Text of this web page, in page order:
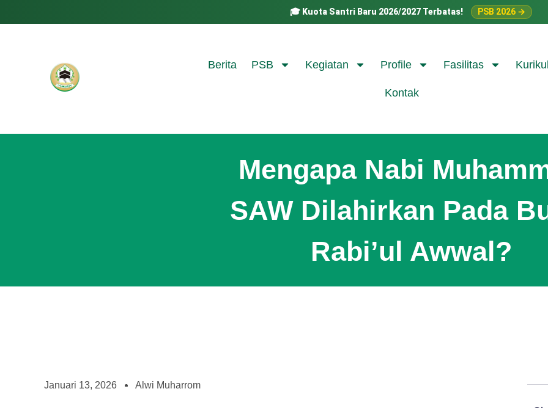
🎓 Kuota Santri Baru 2026/2027 Terbatas! PSB 2026 →
Berita PSB Kegiatan Profile Fasilitas
Kontak
Mengapa Nabi
SAW Dilahirkan Pada
Rabi’ul Awwal?
Januari 13, 2026 Alwi Muharrom